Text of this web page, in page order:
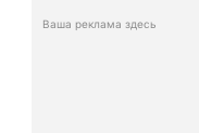
Ваша реклама здесь